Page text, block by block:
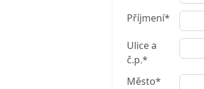
Příjmení*
Ulice a
č.p.*
Město*